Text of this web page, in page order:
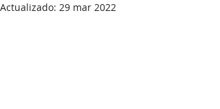
Actualizado: 29 mar 2022